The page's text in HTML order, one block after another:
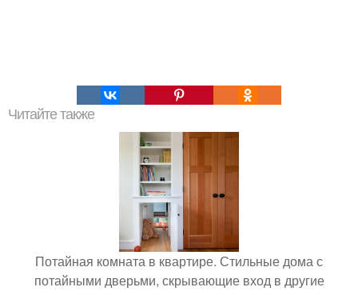
Читайте также
Потайная комната в квартире. Стильные дома с
потайными дверьми, скрывающие вход в другие